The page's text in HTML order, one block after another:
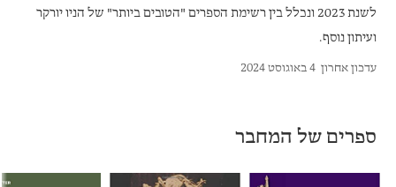
לשנת 2023 ונכלל בין רשימת הספרים "הטובים ביותר" של הניו יורקר
ועיתון נוסף.
עדכון אחרון 4 באוגוסט 2024
ספרים של המחבר